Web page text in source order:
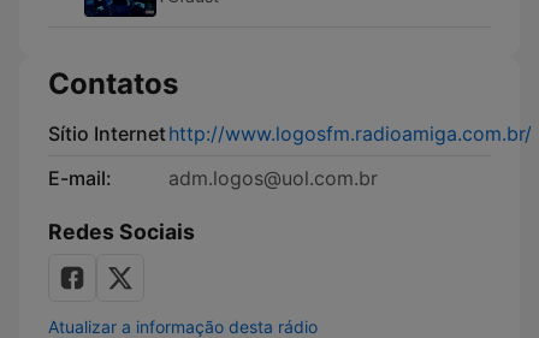
Contatos
Sítio Internethttp://www.logosfm.radioamiga.com.br/
E-mail:
adm.logos@uol.com.br
Redes Sociais
Atualizar a informação desta rádio